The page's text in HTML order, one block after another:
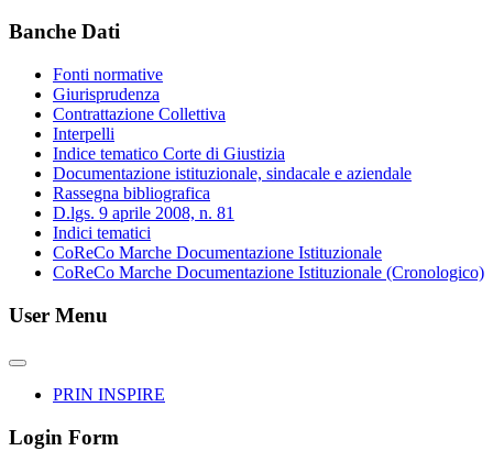
Banche Dati
Fonti normative
Giurisprudenza
Contrattazione Collettiva
Interpelli
Indice tematico Corte di Giustizia
Documentazione istituzionale, sindacale e aziendale
Rassegna bibliografica
D.lgs. 9 aprile 2008, n. 81
Indici tematici
CoReCo Marche Documentazione Istituzionale
CoReCo Marche Documentazione Istituzionale (Cronologico)
User Menu
PRIN INSPIRE
Login Form